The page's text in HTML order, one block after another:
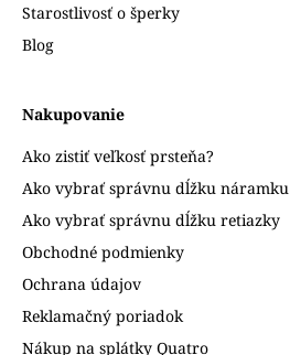
Starostlivosť o šperky
Blog
Nakupovanie
Ako zistiť veľkosť prsteňa?
Ako vybrať správnu dĺžku náramku
Ako vybrať správnu dĺžku retiazky
Obchodné podmienky
Ochrana údajov
Reklamačný poriadok
Nákup na splátky Quatro